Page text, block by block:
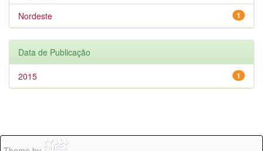
1
Nordeste
Data de Publicação
1
2015